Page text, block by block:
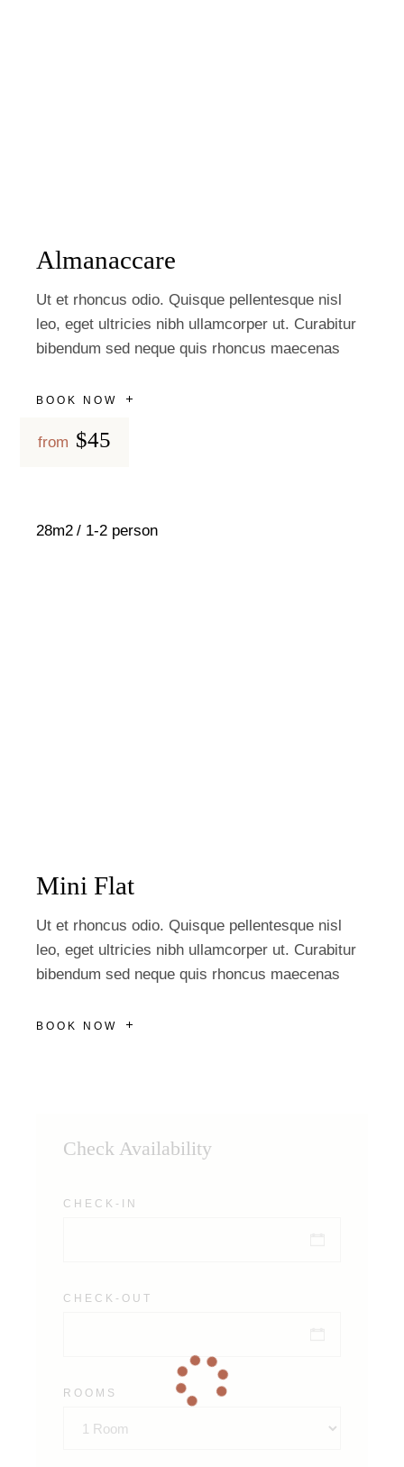
Almanaccare
Ut et rhoncus odio. Quisque pellentesque nisl
leo, eget ultricies nibh ullamcorper ut. Curabitur
bibendum sed neque quis rhoncus maecenas
BOOK NOW
from $45
Mini Flat
Ut et rhoncus odio. Quisque pellentesque nisl
leo, eget ultricies nibh ullamcorper ut. Curabitur
bibendum sed neque quis rhoncus maecenas
BOOK NOW
28m2 1-2 person
Check Availability
CHECK-IN
CHECK-OUT
ROOMS